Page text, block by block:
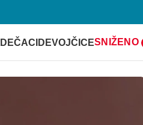
DEČACI DEVOJČICESNIŽENO